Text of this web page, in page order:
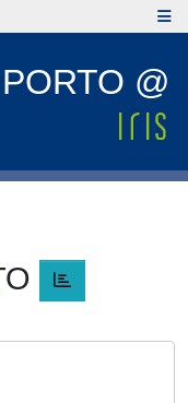
PORTO @